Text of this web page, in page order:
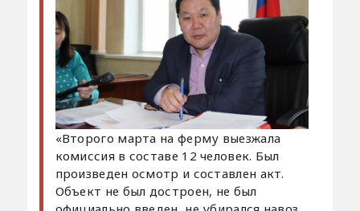
«Второго марта на ферму выезжала
комиссия в составе 12 человек. Был
произведен осмотр и составлен акт.
Объект не был достроен, не был